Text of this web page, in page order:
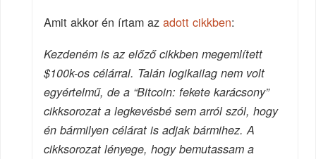
Amit akkor én írtam azadott cikkben:
Kezdeném is az előző cikkben megemlített
$100k-os célárral. Talán logikailag nem volt
egyértelmű, de a “Bitcoin: fekete karácsony”
cikksorozat a legkevésbé sem arról szól, hogy
én bármilyen célárat is adjak bármihez. A
cikksorozat lényege, hogy bemutassam a